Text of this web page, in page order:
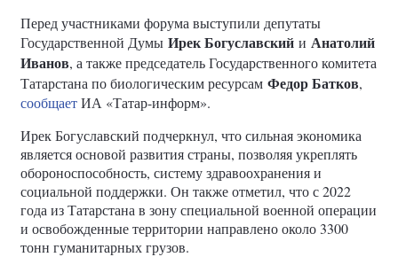
Перед участниками форума выступили депутаты
Государственной Думы Ирек Богуславский и Анатолий
Иванов, а также председатель Государственного комитета
Татарстана по биологическим ресурсам Федор Батков,
сообщаетИА «Татар-информ».
Ирек Богуславский подчеркнул, что сильная экономика
является основой развития страны, позволяя укреплять
обороноспособность, систему здравоохранения и
социальной поддержки. Он также отметил, что с 2022
года из Татарстана в зону специальной военной операции
и освобожденные территории направлено около 3300
тонн гуманитарных грузов.